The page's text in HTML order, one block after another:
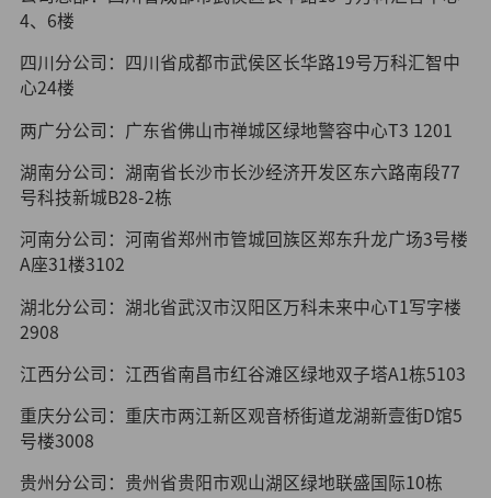
4、6楼
四川分公司：四川省成都市武侯区长华路19号万科汇智中
心24楼
两广分公司：广东省佛山市禅城区绿地警容中心T3 1201
湖南分公司：湖南省长沙市长沙经济开发区东六路南段77
号科技新城B28-2栋
河南分公司：河南省郑州市管城回族区郑东升龙广场3号楼
A座31楼3102
湖北分公司：湖北省武汉市汉阳区万科未来中心T1写字楼
2908
江西分公司：江西省南昌市红谷滩区绿地双子塔A1栋5103
重庆分公司：重庆市两江新区观音桥街道龙湖新壹街D馆5
号楼3008
贵州分公司：贵州省贵阳市观山湖区绿地联盛国际10栋